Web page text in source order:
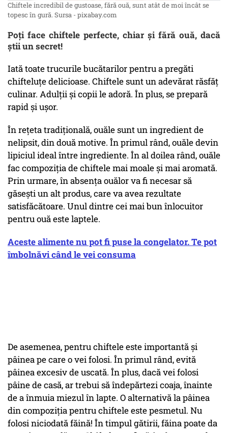
Chiftele incredibil de gustoase, fără ouă, sunt atât de moi încât se
topesc în gură. Sursa - pixabay.com
Poți face chiftele perfecte, chiar și fără ouă, dacă
știi un secret!
Iată toate trucurile bucătarilor pentru a pregăti
chifteluțe delicioase. Chiftele sunt un adevărat răsfăț
culinar. Adulții și copii le adoră. În plus, se prepară
rapid și ușor.
În rețeta tradițională, ouăle sunt un ingredient de
nelipsit, din două motive. În primul rând, ouăle devin
lipiciul ideal între ingrediente. În al doilea rând, ouăle
fac compoziția de chiftele mai moale și mai aromată.
Prin urmare, în absența ouălor va fi necesar să
găsești un alt produs, care va avea rezultate
satisfăcătoare. Unul dintre cei mai bun înlocuitor
pentru ouă este laptele.
Aceste alimente nu pot fi puse la congelator. Te pot
îmbolnăvi când le vei consuma
De asemenea, pentru chiftele este importantă și
pâinea pe care o vei folosi. În primul rând, evită
pâinea excesiv de uscată. În plus, dacă vei folosi
pâine de casă, ar trebui să îndepărtezi coaja, înainte
de a înmuia miezul în lapte. O alternativă la pâinea
din compoziția pentru chiftele este pesmetul. Nu
folosi niciodată făină! În timpul gătirii, făina poate da